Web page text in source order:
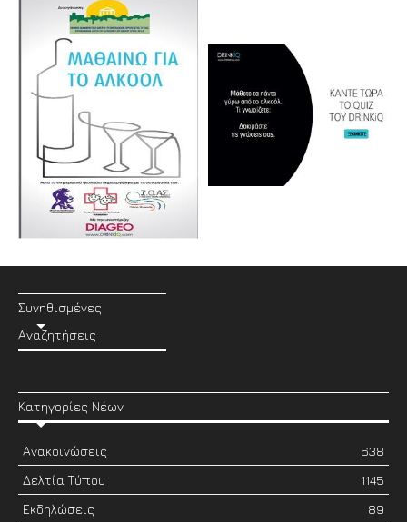
Συνηθισμένες
Αναζητήσεις
Κατηγορίες Νέων
Ανακοινώσεις
638
Δελτία Τύπου
1145
Εκδηλώσεις
89